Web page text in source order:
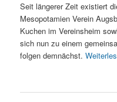
Seit längerer Zeit existiert
Mesopotamien Verein
Kuchen im Vereinsheim
sich nun zu einem
folgen demnächst.